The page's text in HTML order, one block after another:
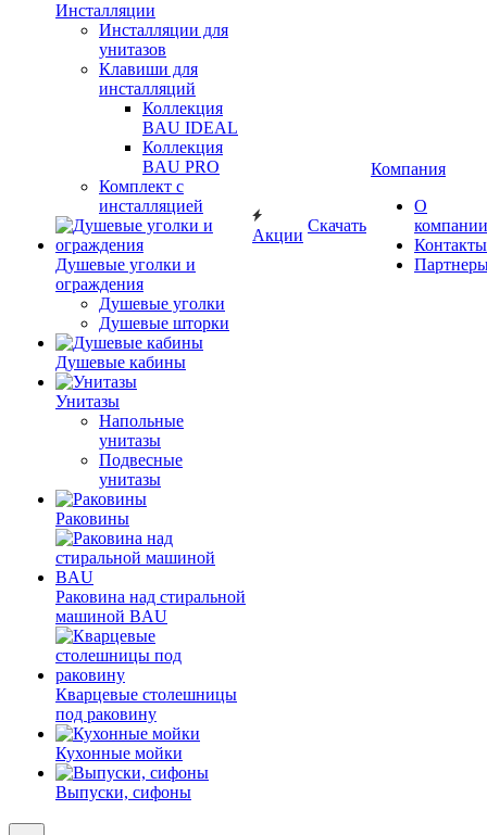
Инсталляции
Инсталляции для
унитазов
Клавиши для
инсталляций
Коллекция
BAU IDEAL
Коллекция
BAU PRO
Комплект с
инсталляцией
Душевые уголки и
ограждения
Душевые уголки
Душевые шторки
Душевые кабины
Унитазы
Напольные
унитазы
Подвесные
унитазы
Раковины
Раковина над стиральной
машиной BAU
Кварцевые столешницы
под раковину
Кухонные мойки
Выпуски, сифоны
Акции
Скачать
Компания
О
компании
Контакты